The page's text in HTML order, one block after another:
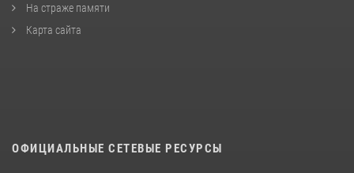
На страже памяти
Карта сайта
ОФИЦИАЛЬНЫЕ СЕТЕВЫЕ РЕСУРСЫ